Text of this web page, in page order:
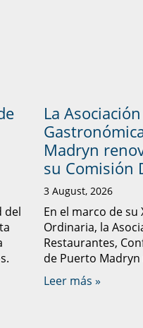
del
La
Madryn
su Comisión
3 August, 2026
En el marco de su
Ordinaria, la
Restaurantes,
de Puerto
Leer más »